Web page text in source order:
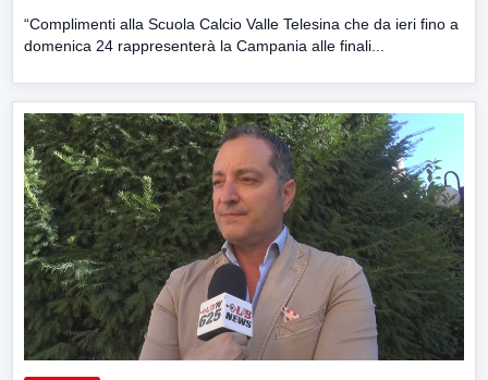
“Complimenti alla Scuola Calcio Valle Telesina che da ieri fino a
domenica 24 rappresenterà la Campania alle finali...